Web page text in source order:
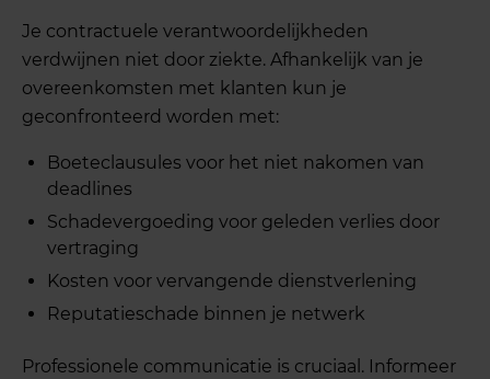
Je contractuele verantwoordelijkheden
verdwijnen niet door ziekte. Afhankelijk van je
overeenkomsten met klanten kun je
geconfronteerd worden met:
Boeteclausules voor het niet nakomen van
deadlines
Schadevergoeding voor geleden verlies door
vertraging
Kosten voor vervangende dienstverlening
Reputatieschade binnen je netwerk
Professionele communicatie is cruciaal. Informeer